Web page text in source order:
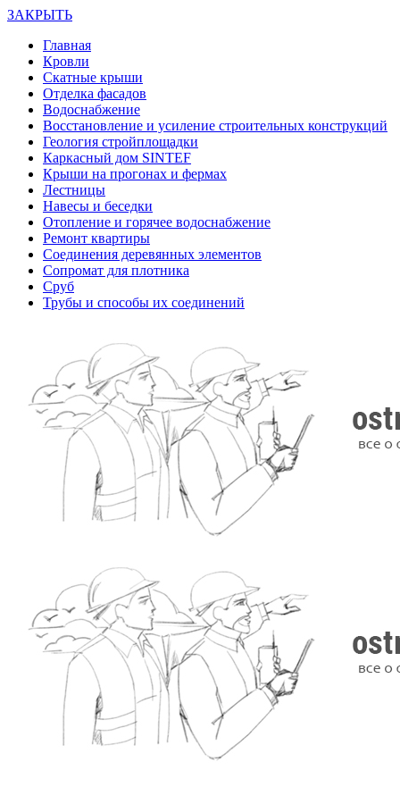
ЗАКРЫТЬ
Главная
Кровли
Скатные крыши
Отделка фасадов
Водоснабжение
Восстановление и усиление строительных конструкций
Геология стройплощадки
Каркасный дом SINTEF
Крыши на прогонах и фермах
Лестницы
Навесы и беседки
Отопление и горячее водоснабжение
Ремонт квартиры
Соединения деревянных элементов
Сопромат для плотника
Сруб
Трубы и способы их соединений